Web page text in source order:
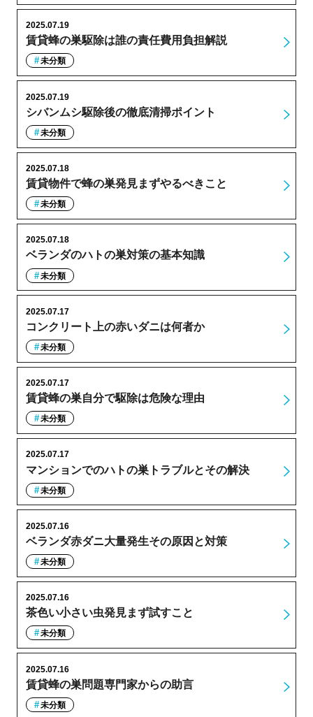
賃貸蜂の巣駆除は誰の責任費用負担解説
2025.07.19
未分類
シバンムシ駆除後の徹底清掃ポイント
2025.07.19
未分類
賃貸物件で蜂の巣発見まずやるべきこと
2025.07.18
未分類
ベランダのハトの巣対策の基本知識
2025.07.18
未分類
コンクリート上の赤いダニは何者か
2025.07.17
未分類
賃貸蜂の巣自分で駆除は危険な理由
2025.07.17
未分類
マンションでのハトの巣トラブルとその解決
2025.07.17
未分類
ベランダ赤ダニ大量発生その原因と対策
2025.07.16
未分類
茶色い小さい虫発見まず試すこと
2025.07.16
未分類
賃貸蜂の巣問題専門家からの助言
2025.07.16
未分類